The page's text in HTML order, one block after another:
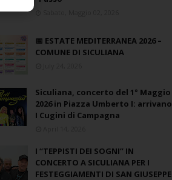
📅 ESTATE MEDITERRANEA 2026 –
COMUNE DI SICULIANA
Siculiana, concerto del 1° Maggio
2026 in Piazza Umberto I: arrivano
I Cugini di Campagna
I “TEPPISTI DEI SOGNI” IN
CONCERTO A SICULIANA PER I
FESTEGGIAMENTI DI SAN GIUSEPPE